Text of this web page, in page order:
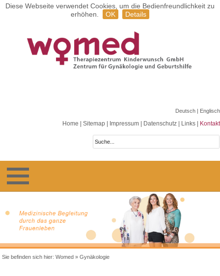
Diese Webseite verwendet Cookies, um die Bedienfreundlichkeit zu
erhöhen.
OK Details
Deutsch | Englisch
Home Sitemap Impressum Datenschutz Links Kontakt
Sie befinden sich hier:Womed »Gynäkologie